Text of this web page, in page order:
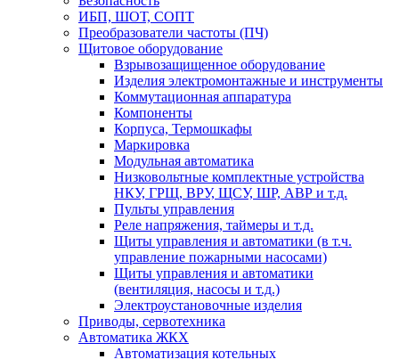
ИБП, ШОТ, СОПТ
Преобразователи частоты (ПЧ)
Щитовое оборудование
Взрывозащищенное оборудование
Изделия электромонтажные и инструменты
Коммутационная аппаратура
Компоненты
Корпуса, Термошкафы
Маркировка
Модульная автоматика
Низковольтные комплектные устройства
НКУ, ГРЩ, ВРУ, ЩСУ, ШР, АВР и т.д.
Пульты управления
Реле напряжения, таймеры и т.д.
Щиты управления и автоматики (в т.ч.
управление пожарными насосами)
Щиты управления и автоматики
(вентиляция, насосы и т.д.)
Электроустановочные изделия
Приводы, сервотехника
Автоматика ЖКХ
Автоматизация котельных